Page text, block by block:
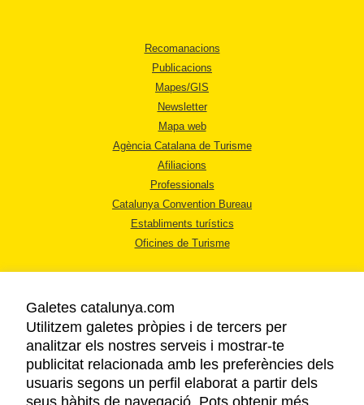
Recomanacions
Publicacions
Mapes/GIS
Newsletter
Mapa web
Agència Catalana de Turisme
Afiliacions
Professionals
Catalunya Convention Bureau
Establiments turístics
Oficines de Turisme
AVÍS LEGAL
POLÍTICA DE PRIVACITAT
COOKIES
Galetes catalunya.com
Utilitzem galetes pròpies i de tercers per
analitzar els nostres serveis i mostrar-te
publicitat relacionada amb les preferències dels
usuaris segons un perfil elaborat a partir dels
seus hàbits de navegació. Pots obtenir més